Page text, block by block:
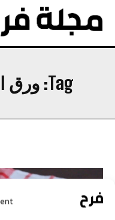
Tag: ورق